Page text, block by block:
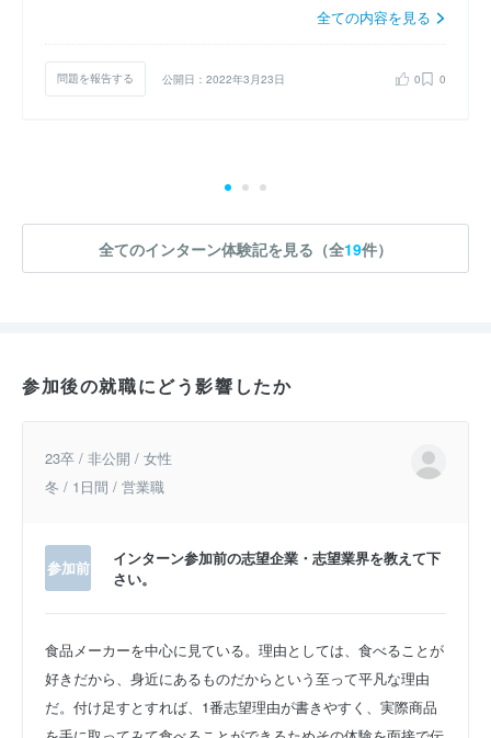
全ての内容を見る
問題を報告する 公開日：2022年3月23日 0 0
全てのインターン体験記を見る（全19件）
参加後の就職にどう影響したか
23卒 / 非公開 / 女性
冬 / 1日間 / 営業職
参加前
インターン参加前の志望企業・志望業界を教えて下
さい。
食品メーカーを中心に見ている。理由としては、食べることが
好きだから、身近にあるものだからという至って平凡な理由
だ。付け足すとすれば、1番志望理由が書きやすく、実際商品